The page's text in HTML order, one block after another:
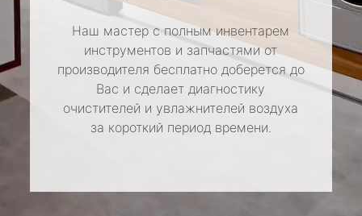
Наш мастер с полным инвентарем
инструментов и запчастями от
производителя бесплатно доберется до
Вас и сделает диагностику
очистителей и увлажнителей воздуха
за короткий период времени.